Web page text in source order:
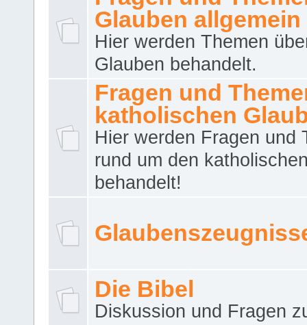
Glauben allgemein
Hier werden Themen
Glauben behandelt.
Fragen und
katholischen
Hier werden Fragen und
rund um den
behandelt!
Die Bibel
Diskussion und Fragen